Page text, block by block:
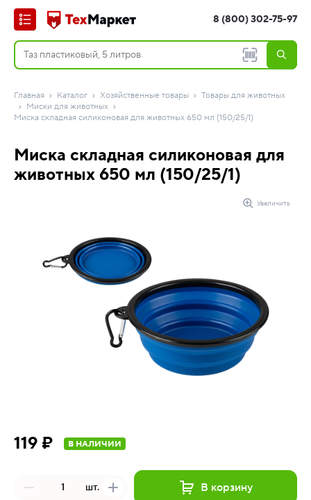
8 (800) 302-75-97
Главная Каталог Хозяйственные товары
Товары для животных
Миски для животных
Миска складная силиконовая для животных 650 мл (150/25/1)
Миска складная силиконовая для
животных 650 мл (150/25/1)
Увеличить
119 ₽ В НАЛИЧИИ
шт. В корзину